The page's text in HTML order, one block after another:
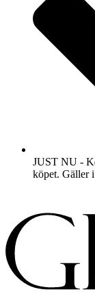
JUST NU -
köpet. Gäller